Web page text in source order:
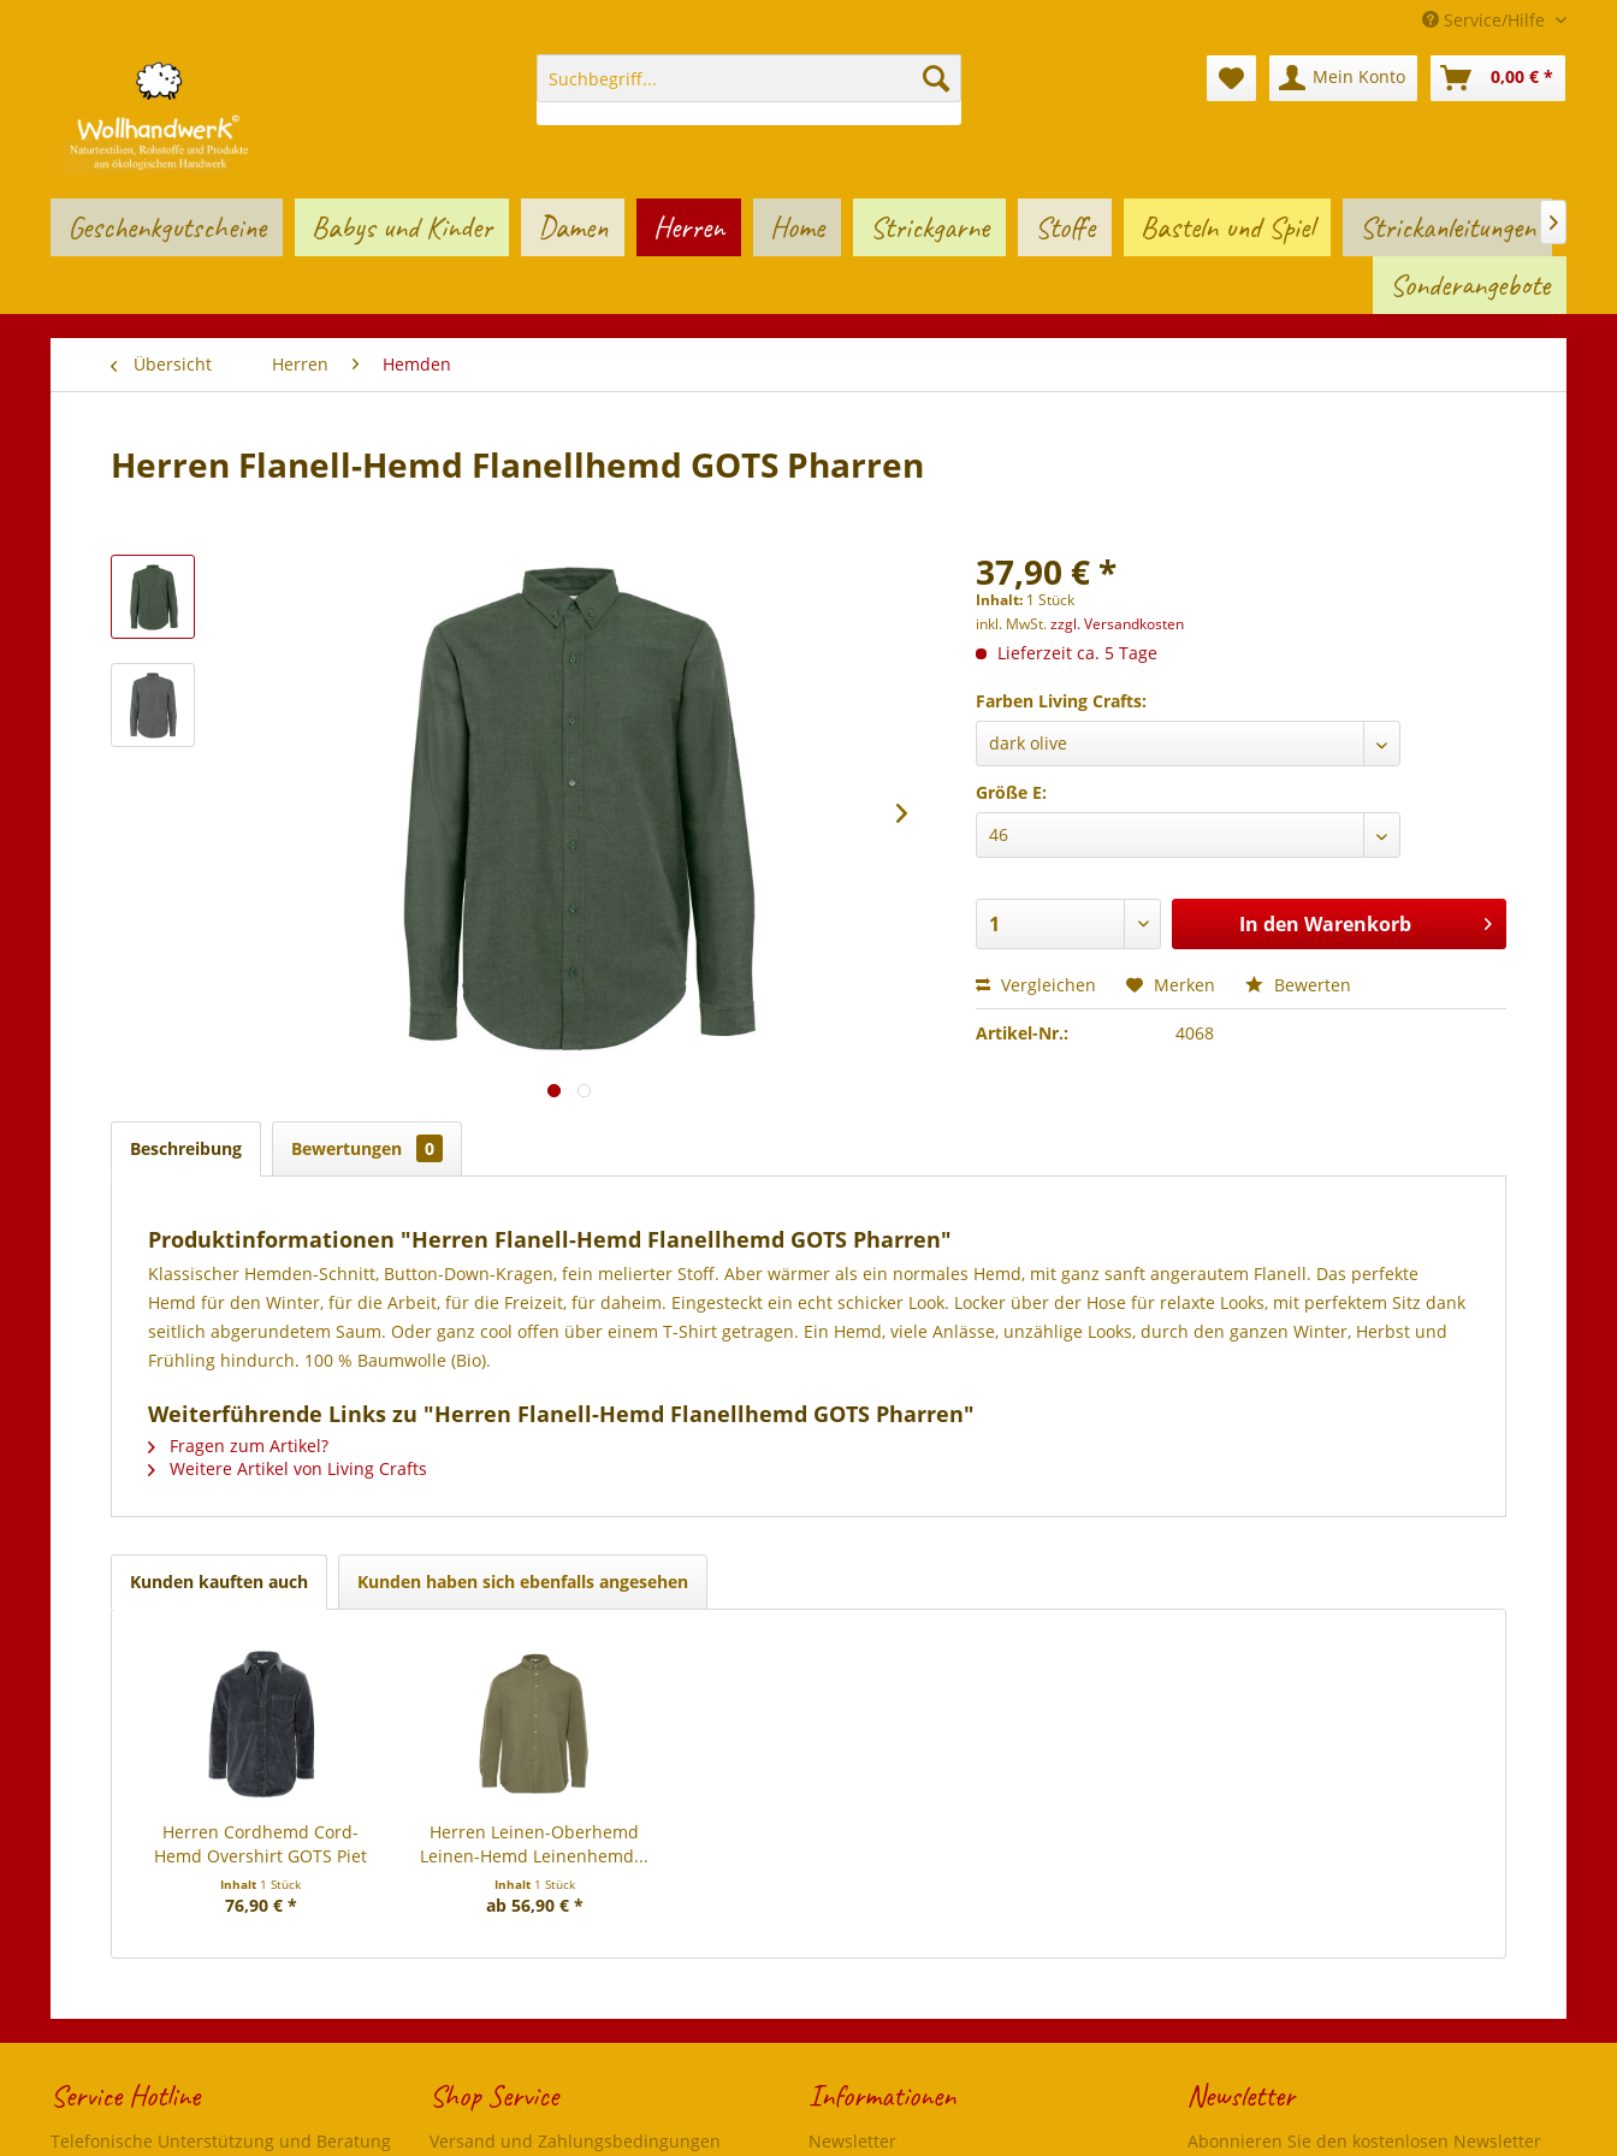
Service/Hilfe
Mein Konto 0,00 € *
Geschenkgutscheine Babys und Kinder Damen Herren Home Strickgarne Stoffe Basteln und Spiel
Strickanleitungen
Sonderangebote

Übersicht Herren Hemden
Herren Flanell-Hemd Flanellhemd GOTS Pharren
37,90 € *
Inhalt: 1 Stück
inkl. MwSt.zzgl. Versandkosten
Lieferzeit ca. 5 Tage
Farben Living Crafts:
Größe E:
In den Warenkorb
Vergleichen Merken Bewerten
Artikel-Nr.: 4068
Beschreibung Bewertungen 0
Produktinformationen "Herren Flanell-Hemd Flanellhemd GOTS Pharren"
Klassischer Hemden-Schnitt, Button-Down-Kragen, fein melierter Stoff. Aber wärmer als ein normales Hemd, mit ganz sanft angerautem Flanell. Das perfekte
Hemd für den Winter, für die Arbeit, für die Freizeit, für daheim. Eingesteckt ein echt schicker Look. Locker über der Hose für relaxte Looks, mit perfektem Sitz dank
seitlich abgerundetem Saum. Oder ganz cool offen über einem T-Shirt getragen. Ein Hemd, viele Anlässe, unzählige Looks, durch den ganzen Winter, Herbst und
Frühling hindurch. 100 % Baumwolle (Bio).
Weiterführende Links zu "Herren Flanell-Hemd Flanellhemd GOTS Pharren"
Fragen zum Artikel?
Weitere Artikel von Living Crafts
Kunden kauften auch Kunden haben sich ebenfalls angesehen
Herren Cordhemd Cord-
Hemd Overshirt GOTS Piet
Inhalt 1 Stück
76,90 € *
Herren Leinen-Oberhemd
Leinen-Hemd Leinenhemd...
Inhalt 1 Stück
ab 56,90 € *
Service Hotline
Telefonische Unterstützung und Beratung
Shop Service
Versand und Zahlungsbedingungen
Informationen
Newsletter
Newsletter
Abonnieren Sie den kostenlosen Newsletter